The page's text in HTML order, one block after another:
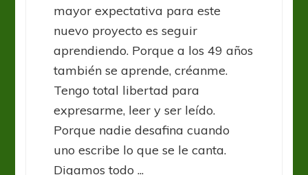
mayor expectativa para este
nuevo proyecto es seguir
aprendiendo. Porque a los 49 años
también se aprende, créanme.
Tengo total libertad para
expresarme, leer y ser leído.
Porque nadie desafina cuando
uno escribe lo que se le canta.
Digamos todo ...